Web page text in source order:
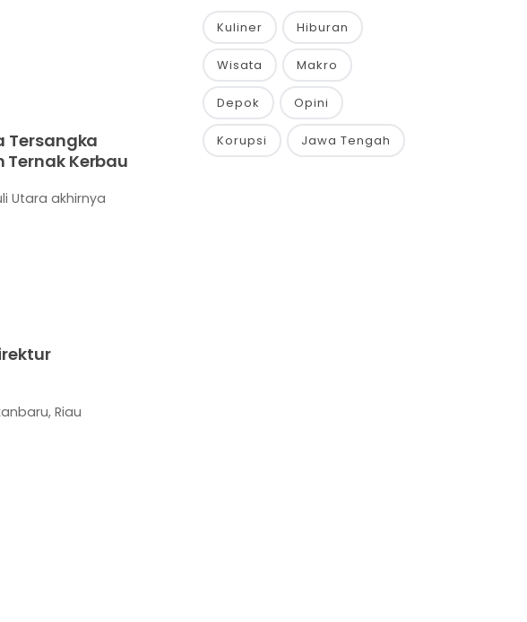
Tersangka
Ternak Kerbau
Utara akhirnya
Riau
Kuliner Hiburan
Wisata Makro
Depok Opini
Korupsi Jawa Tengah